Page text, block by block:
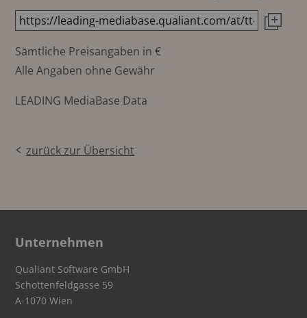
Sämtliche Preisangaben in €
Alle Angaben ohne Gewähr
LEADING MediaBase Data
zurück zur Übersicht
Unternehmen
Qualiant Software GmbH
Schottenfeldgasse 59
A-1070 Wien